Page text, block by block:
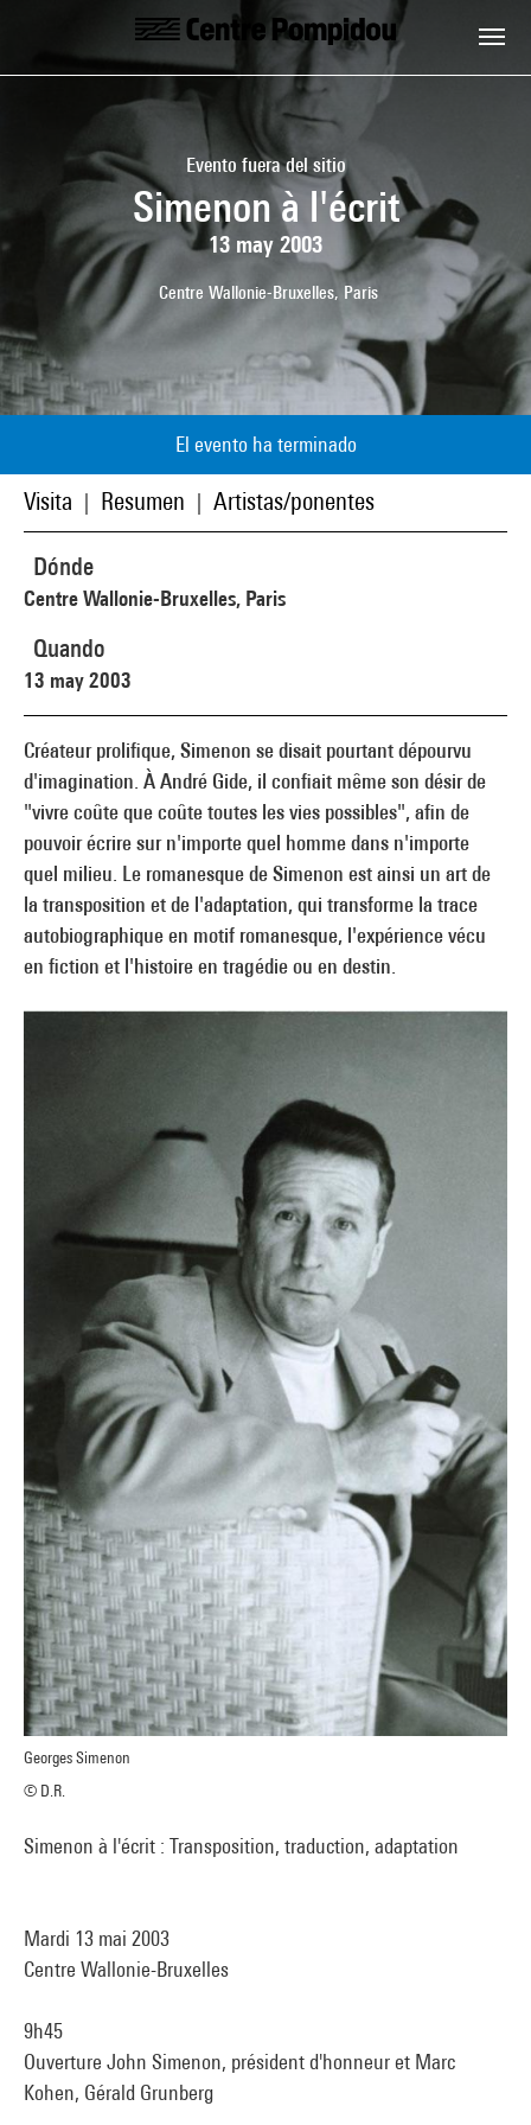
Skip to main content
Centre Pompidou
Evento fuera del sitio
Simenon à l'écrit
13 may 2003
Centre Wallonie-Bruxelles, Paris
El evento ha terminado
Visita Resumen Artistas/ponentes
Créateur prolifique, Simenon se disait pourtant dépourvu
d'imagination. À André Gide, il confiait même son désir de
"vivre coûte que coûte toutes les vies possibles", afin de
pouvoir écrire sur n'importe quel homme dans n'importe
quel milieu. Le romanesque de Simenon est ainsi un art de
la transposition et de l'adaptation, qui transforme la trace
autobiographique en motif romanesque, l'expérience vécu
en fiction et l'histoire en tragédie ou en destin.
Georges Simenon
© D.R.
Simenon à l'écrit : Transposition, traduction, adaptation
Mardi 13 mai 2003
Centre Wallonie-Bruxelles
9h45
Ouverture John Simenon, président d'honneur et Marc
Kohen, Gérald Grunberg
Dónde
Centre Wallonie-Bruxelles, Paris
Quando
13 may 2003